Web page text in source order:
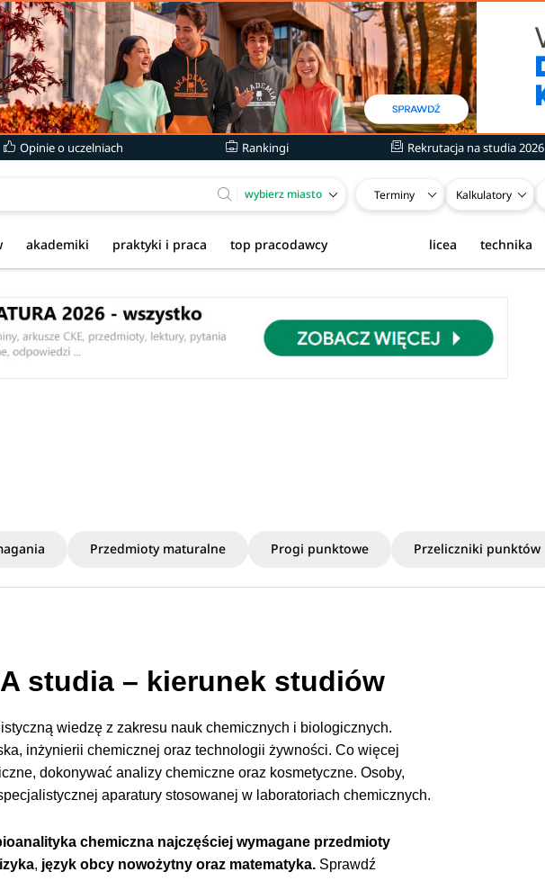
Opinie o uczelniach Rankingi Rekrutacja na studia 2026
wybierz miasto Terminy Kalkulatory
akademiki praktyki i praca top pracodawcy technika
licea
Przedmioty maturalne Progi punktowe Przeliczniki punktów
studia – kierunek studiów
wiedzę z zakresu nauk chemicznych i biologicznych.
inżynierii chemicznej oraz technologii żywności. Co więcej
dokonywać analizy chemiczne oraz kosmetyczne. Osoby,
aparatury stosowanej w laboratoriach chemicznych.
chemiczna najczęściej wymagane przedmioty
, język obcy nowożytny oraz matematyka. Sprawdź